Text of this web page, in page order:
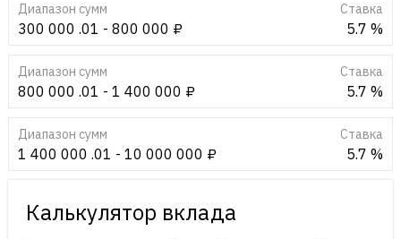
Диапазон сумм
300 000 .01 - 800 000 ₽
Cтавка
5.7 %
Диапазон сумм
800 000 .01 - 1 400 000 ₽
Cтавка
5.7 %
Диапазон сумм
1 400 000 .01 - 10 000 000 ₽
Cтавка
5.7 %
Калькулятор вклада